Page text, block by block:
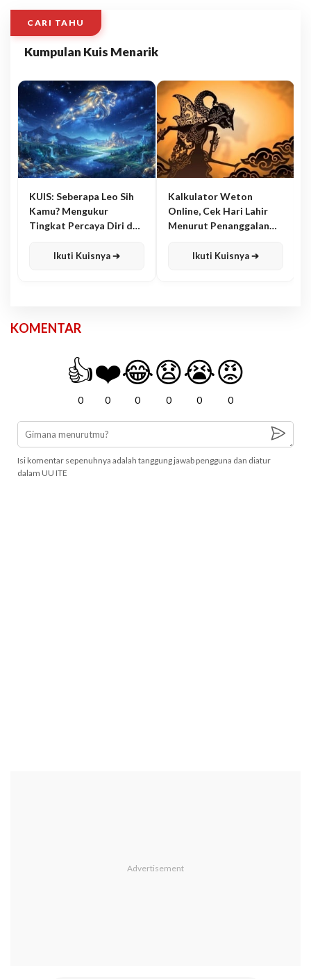
CARI TAHU
Kumpulan Kuis Menarik
KUIS: Seberapa Leo Sih
Kamu? Mengukur
Tingkat Percaya Diri dan
Ikuti Kuisnya ➔
Kalkulator Weton
Online, Cek Hari Lahir
Menurut Penanggalan
Ikuti Kuisnya ➔
KOMENTAR
👍
0
❤️
0
😂
0
😧
0
😭
0
😡
0
Isi komentar sepenuhnya adalah tanggung jawab pengguna dan diatur
dalam UU ITE